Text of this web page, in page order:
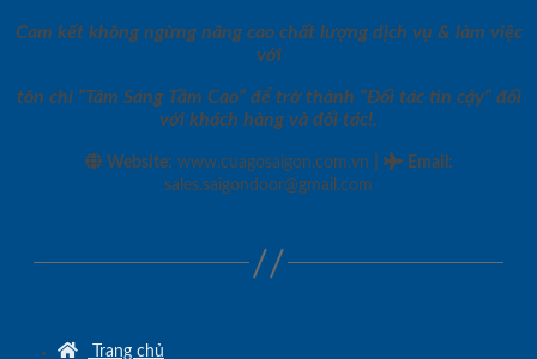
Cam kết không ngừng nâng cao chất lượng dịch vụ & làm việc
với
tôn chỉ “Tâm Sáng Tầm Cao” để trở thành “Đối tác tin cậy” đối
với khách hàng và đối tác!.
Website: www.cuagosaigon.com.vn Email :
sales.saigondoor@gmail.com
Trang chủ